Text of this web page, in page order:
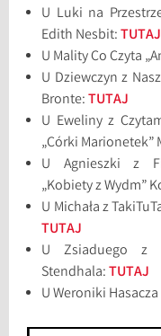
U Luki na
Edith Nesbit:TUTAJ
U Mality Co Czyta
U Dziewczyn z
Bronte:TUTAJ
U Eweliny z
„Córki
U Agnieszki z
„Kobiety z Wydm”
U Michała z
TUTAJ
U Zsiaduego z
Stendhala:TUTAJ
U Weroniki